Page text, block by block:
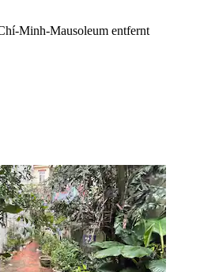
Minh-Mausoleum entfernt